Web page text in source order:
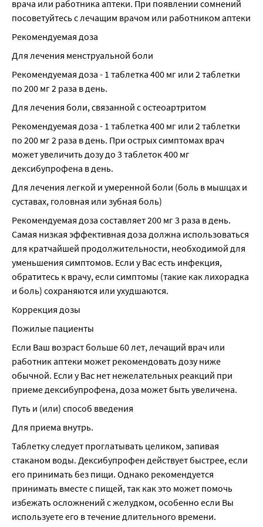
врача или работника аптеки. При появлении сомнений
посоветуйтесь с лечащим врачом или работником аптеки
Рекомендуемая доза
Для лечения менструальной боли
Рекомендуемая доза - 1 таблетка 400 мг или 2 таблетки
по 200 мг 2 раза в день.
Для лечения боли, связанной с остеоартритом
Рекомендуемая доза - 1 таблетка 400 мг или 2 таблетки
по 200 мг 2 раза в день. При острых симптомах врач
может увеличить дозу до 3 таблеток 400 мг
дексибупрофена в день.
Для лечения легкой и умеренной боли (боль в мышцах и
суставах, головная или зубная боль)
Рекомендуемая доза составляет 200 мг 3 раза в день.
Самая низкая эффективная доза должна использоваться
для кратчайшей продолжительности, необходимой для
уменьшения симптомов. Если у Вас есть инфекция,
обратитесь к врачу, если симптомы (такие как лихорадка
и боль) сохраняются или ухудшаются.
Коррекция дозы
Пожилые пациенты
Если Ваш возраст больше 60 лет, лечащий врач или
работник аптеки может рекомендовать дозу ниже
обычной. Если у Вас нет нежелательных реакций при
приеме дексибупрофена, доза может быть увеличена.
Путь и (или) способ введения
Для приема внутрь.
Таблетку следует проглатывать целиком, запивая
стаканом воды. Дексибупрофен действует быстрее, если
его принимать без пищи. Однако рекомендуется
принимать вместе с пищей, так как это может помочь
избежать осложнений с желудком, особенно если Вы
используете его в течение длительного времени.